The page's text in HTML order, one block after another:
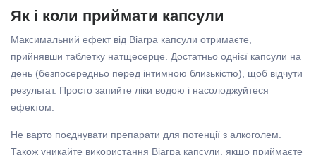
Як і коли приймати капсули
Максимальний ефект від Віагра капсули отримаєте,
прийнявши таблетку натщесерце. Достатньо однієї капсули на
день (безпосередньо перед інтимною близькістю), щоб відчути
результат. Просто запийте ліки водою і насолоджуйтеся
ефектом.
Не варто поєднувати препарати для потенції з алкоголем.
Також уникайте використання Віагра капсули, якщо приймаєте